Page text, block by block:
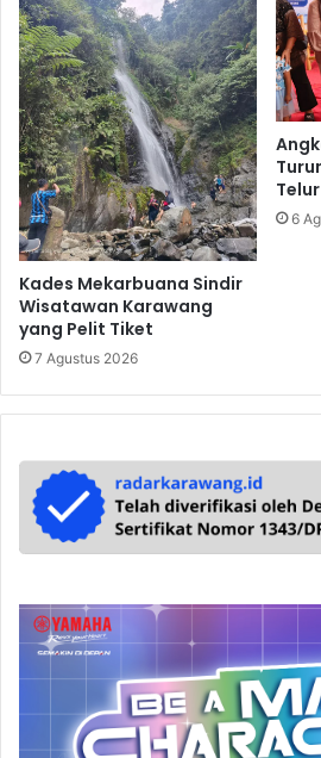
Kades Mekarbuana Sindir
Wisatawan Karawang
yang Pelit Tiket
7 Agustus 2026
Telur
6